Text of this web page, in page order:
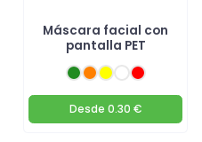
Máscara facial con
pantalla PET
Desde 0.30 €